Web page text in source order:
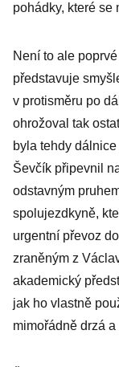
pohádky, které se
Není to ale
představuje
v protisměru po
ohrožoval tak
byla tehdy
Ševčík připevnil
odstavným
spolujezdkyně,
urgentní převoz
zraněným z
akademický
jak ho vlastně
mimořádně drzá